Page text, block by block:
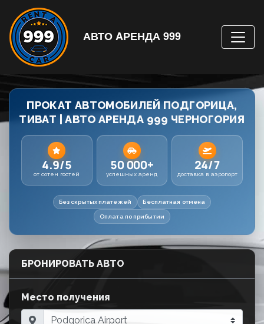
АВТО AРЕНДА 999
ПРОКАТ АВТОМОБИЛЕЙ ПОДГОРИЦА,
ТИВАТ | АВТО АРЕНДА 999 ЧЕРНОГОРИЯ
4.9/5
от сотен гостей
50 000+
успешных аренд
24/7
доставка в аэропорт
Без скрытых платежей Бесплатная отмена
Оплата по прибытии
БРОНИРОВАТЬ АВТО
Место получения